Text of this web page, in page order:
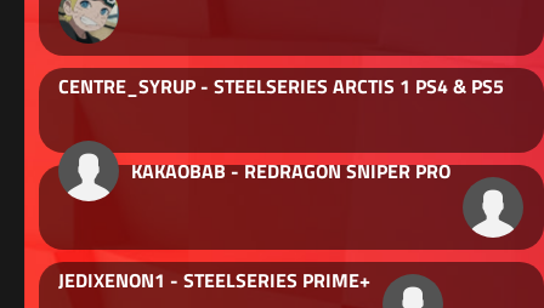
CENTRE_SYRUP - STEELSERIES ARCTIS 1 PS4 & PS5
KAKAOBAB - REDRAGON SNIPER PRO
JEDIXENON1 - STEELSERIES PRIME+